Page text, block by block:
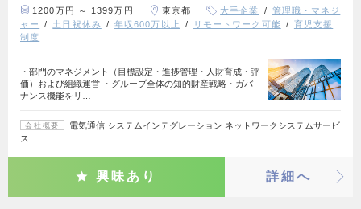
1200万円 ～ 1399万円 東京都 大手企業
管理職・マネジ
ャー
土日祝休み 年収600万以上 リモートワーク可能
育児支援
制度
・部門のマネジメント（目標設定・進捗管理・人財育成・評
価）および組織運営 ・グループ全体の知的財産戦略・ガバ
ナンス機能をリ…
会社概要
電気通信 システムインテグレーション ネットワークシステムサービ
ス
興味あり 詳細へ